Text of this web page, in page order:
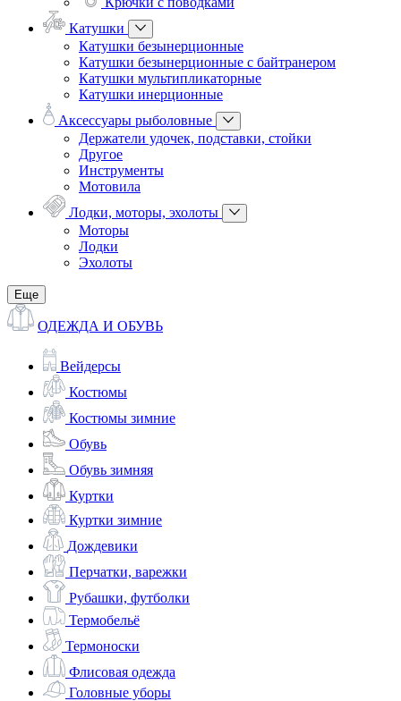
Катушки
Катушки безынерционные
Катушки безынерционные с байтранером
Катушки мультипликаторные
Катушки инерционные
Аксессуары рыболовные
Держатели удочек, подставки, стойки
Другое
Инструменты
Мотовила
Лодки, моторы, эхолоты
Моторы
Лодки
Эхолоты
Еще
ОДЕЖДА И ОБУВЬ
Вейдерсы
Костюмы
Костюмы зимние
Обувь
Обувь зимняя
Куртки
Куртки зимние
Дождевики
Перчатки, варежки
Рубашки, футболки
Термобельё
Термоноски
Флисовая одежда
Головные уборы